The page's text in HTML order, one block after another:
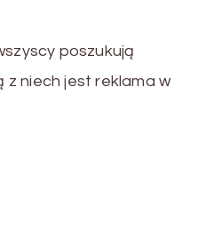
poszukują
z niech jest reklama w